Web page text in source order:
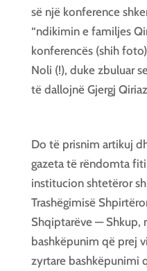
së një konference
“ndikimin e familjes
konferencës (shih
Noli (!), duke zbuluar
të dallojnë Gjergj
Do të prisnim artikuj
gazeta të rëndomta
institucion shtetëror
Trashëgimisë
Shqiptarëve — Shkup,
bashkëpunim që prej
zyrtare bashkëpunimi